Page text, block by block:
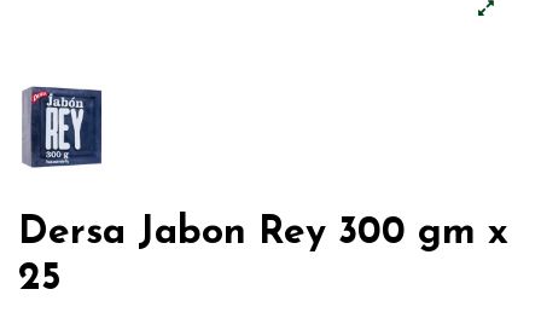
Dersa Jabon Rey 300 gm x
25